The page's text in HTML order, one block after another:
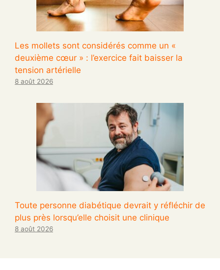
Les mollets sont considérés comme un «
deuxième cœur » : l’exercice fait baisser la
tension artérielle
8 août 2026
Toute personne diabétique devrait y réfléchir de
plus près lorsqu’elle choisit une clinique
8 août 2026